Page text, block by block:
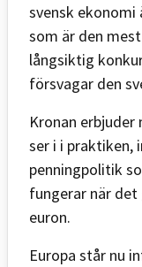
svensk
som är den
långsiktig
försvagar den
Kronan
ser i i praktiken,
penningpolitik
fungerar när
euron.
Europa står nu